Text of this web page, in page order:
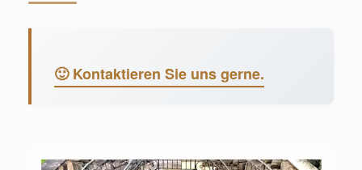
🙂 Kontaktieren Sie uns gerne.